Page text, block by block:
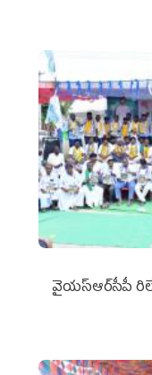
వైయ‌స్ఆర్‌సీపీ రిలే